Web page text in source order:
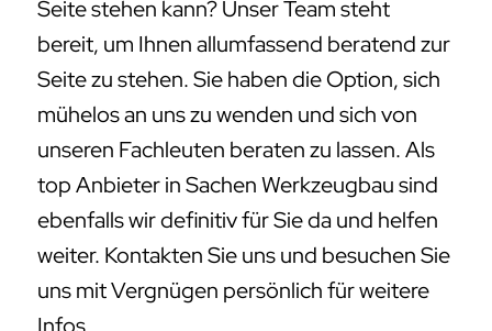
Seite stehen kann? Unser Team steht
bereit, um Ihnen allumfassend beratend zur
Seite zu stehen. Sie haben die Option, sich
mühelos an uns zu wenden und sich von
unseren Fachleuten beraten zu lassen. Als
top Anbieter in Sachen Werkzeugbau sind
ebenfalls wir definitiv für Sie da und helfen
weiter. Kontakten Sie uns und besuchen Sie
uns mit Vergnügen persönlich für weitere